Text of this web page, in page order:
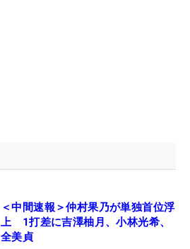
＜中間速報＞仲村果乃が単独首位浮
上 1打差に吉澤柚月、小林光希、
全美貞